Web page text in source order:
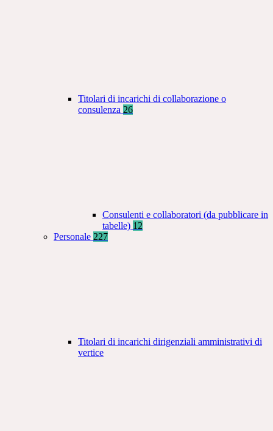
Titolari di incarichi di collaborazione o
consulenza 26
Consulenti e collaboratori (da pubblicare in
tabelle) 12
Personale 227
Titolari di incarichi dirigenziali amministrativi di
vertice